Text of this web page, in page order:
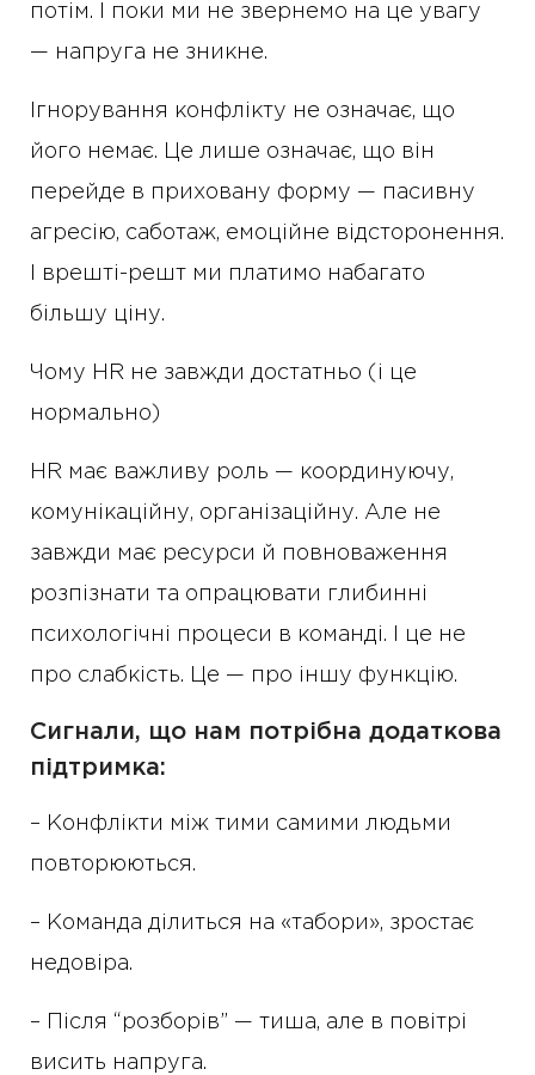
потім. І поки ми не звернемо на це увагу
— напруга не зникне.
Ігнорування конфлікту не означає, що
його немає. Це лише означає, що він
перейде в приховану форму — пасивну
агресію, саботаж, емоційне відсторонення.
І врешті-решт ми платимо набагато
більшу ціну.
Чому HR не завжди достатньо (і це
нормально)
HR має важливу роль — координуючу,
комунікаційну, організаційну. Але не
завжди має ресурси й повноваження
розпізнати та опрацювати глибинні
психологічні процеси в команді. І це не
про слабкість. Це — про іншу функцію.
Сигнали, що нам потрібна додаткова
підтримка:
– Конфлікти між тими самими людьми
повторюються.
– Команда ділиться на «табори», зростає
недовіра.
– Після “розборів” — тиша, але в повітрі
висить напруга.